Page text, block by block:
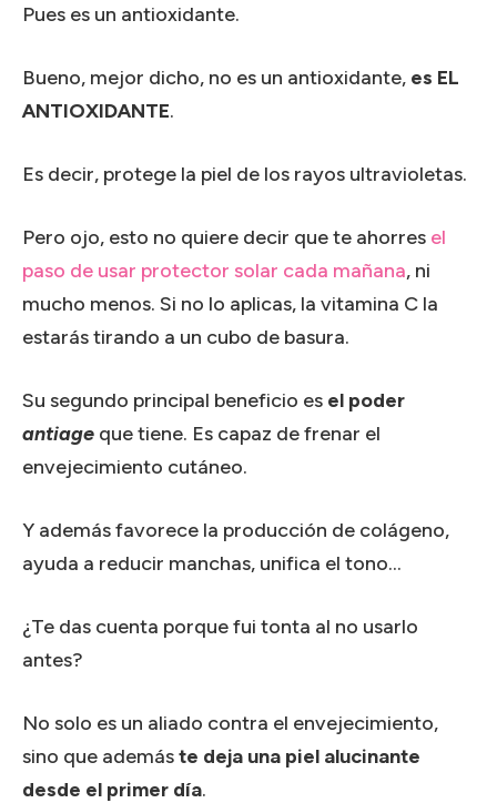
Pues es un antioxidante.
Bueno, mejor dicho, no es un antioxidante, es EL
ANTIOXIDANTE.
Es decir, protege la piel de los rayos ultravioletas.
Pero ojo, esto no quiere decir que te ahorres el
paso de usar protector solar cada mañana, ni
mucho menos. Si no lo aplicas, la vitamina C la
estarás tirando a un cubo de basura.
Su segundo principal beneficio es el poder
antiage que tiene. Es capaz de frenar el
envejecimiento cutáneo.
Y además favorece la producción de colágeno,
ayuda a reducir manchas, unifica el tono…
¿Te das cuenta porque fui tonta al no usarlo
antes?
No solo es un aliado contra el envejecimiento,
sino que ademáste deja una piel alucinante
desde el primer día.